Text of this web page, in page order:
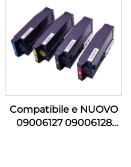
Consumabili per
Stampanti
Compatibile e NUOVO
09006127 09006128